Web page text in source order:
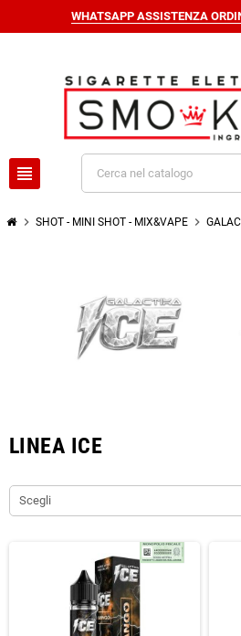
WHATSAPP ASSISTENZA
view_headline
chevron_right SHOT - MINI SHOT - MIX&VAPE chevron_right
LINEA ICE
Scegli